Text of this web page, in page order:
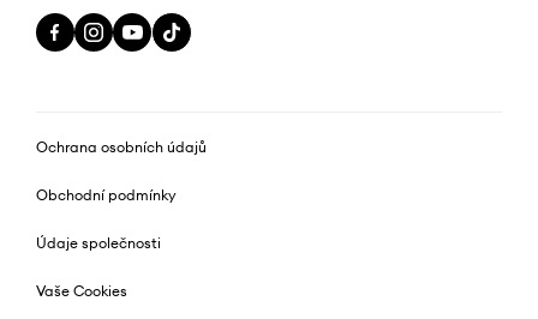
Ochrana osobních údajů
Obchodní podmínky
Údaje společnosti
Vaše Cookies